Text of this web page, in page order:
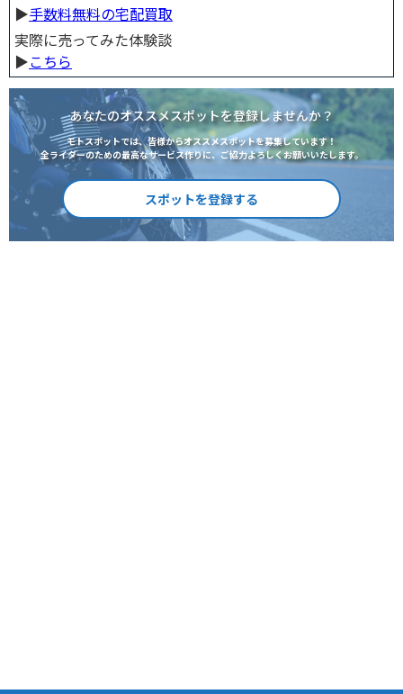
▶︎手数料無料の宅配買取
実際に売ってみた体験談
▶︎こちら
あなたのオススメスポットを登録しませんか？
モトスポットでは、皆様からオススメスポットを募集しています！
全ライダーのための最高なサービス作りに、ご協力よろしくお願いいたします。
スポットを登録する